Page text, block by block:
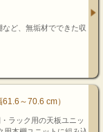
ど、無垢材でできた収
～70.6 cm）
ラック用の天板ユニッ